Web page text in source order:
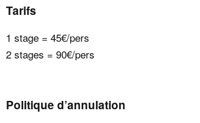
Tarifs
1 stage = 45€/pers
2 stages = 90€/pers
Politique d’annulation